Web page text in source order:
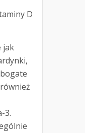
D
jak
3.